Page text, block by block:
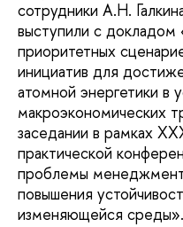
сотрудники А.Н.
выступили с
приоритетных
инициатив для
атомной энергетики в
макроэкономических
заседании в рамках
практической
проблемы
повышения
изменяющейся среды».